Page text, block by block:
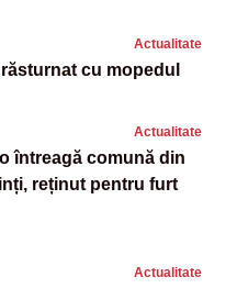
Actualitate
cu mopedul
Actualitate
întreagă comună din
reținut pentru furt
Actualitate